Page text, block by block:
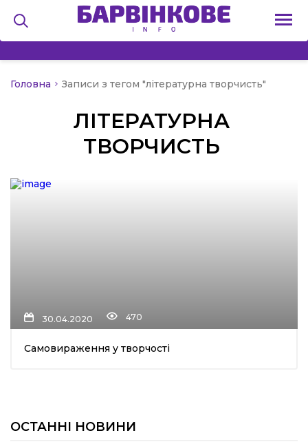
Головна Записи з тегом "літературна творчисть"
ЛІТЕРАТУРНА
ТВОРЧИСТЬ
30.04.2020 470
Самовираження у творчості
ОСТАННІ НОВИНИ